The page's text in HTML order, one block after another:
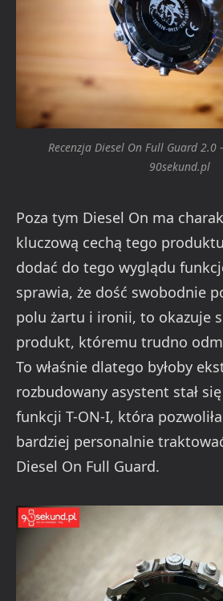
Recenzja Diesel On Full Guard 2.0
90sekund.pl
Poza tym Diesel On ma
kluczową cechą tego
dodać do tego wyglądu
sprawia, że dość swobodnie
polu żartu i ironii, to okazuje
produkt, któremu trudno
To właśnie dlatego byłoby
rozbudowany asystent stał
funkcji T-ON-I, która
bardziej personalnie
Diesel On Full Guard.